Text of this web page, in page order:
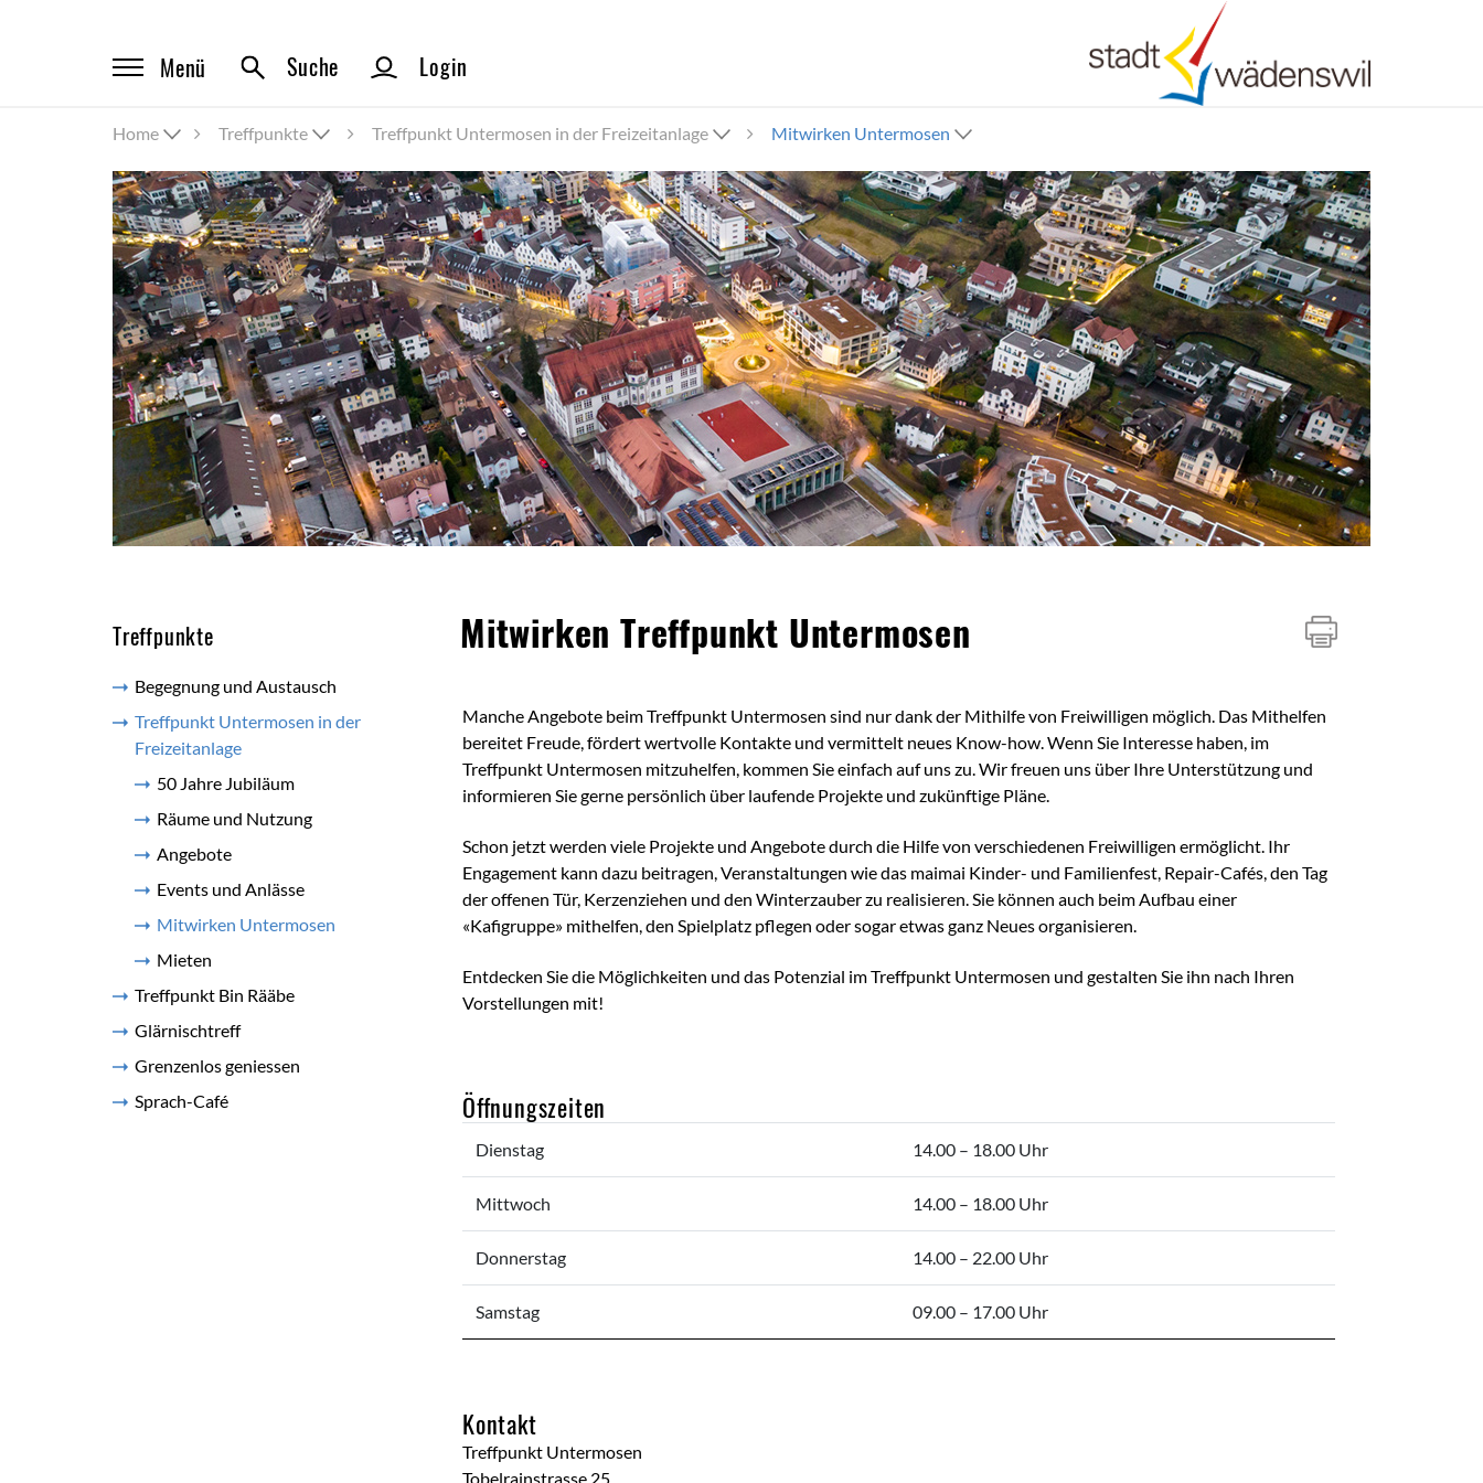
Menü Suche Login
Home Treffpunkte Treffpunkt Untermosen in der Freizeitanlage Mitwirken Untermosen
Treffpunkte
Begegnung und Austausch
Treffpunkt Untermosen in der
Freizeitanlage
50 Jahre Jubiläum
Räume und Nutzung
Angebote
Events und Anlässe
Mitwirken Untermosen
Mieten
Treffpunkt Bin Rääbe
Glärnischtreff
Grenzenlos geniessen
Sprach-Café
Inhalt
Mitwirken Treffpunkt Untermosen
Manche Angebote beim Treffpunkt Untermosen sind nur dank der Mithilfe von Freiwilligen möglich. Das Mithelfen
bereitet Freude, fördert wertvolle Kontakte und vermittelt neues Know-how. Wenn Sie Interesse haben, im
Treffpunkt Untermosen mitzuhelfen, kommen Sie einfach auf uns zu. Wir freuen uns über Ihre Unterstützung und
informieren Sie gerne persönlich über laufende Projekte und zukünftige Pläne.
Schon jetzt werden viele Projekte und Angebote durch die Hilfe von verschiedenen Freiwilligen ermöglicht. Ihr
Engagement kann dazu beitragen, Veranstaltungen wie das maimai Kinder- und Familienfest, Repair-Cafés, den Tag
der offenen Tür, Kerzenziehen und den Winterzauber zu realisieren. Sie können auch beim Aufbau einer
«Kafigruppe» mithelfen, den Spielplatz pflegen oder sogar etwas ganz Neues organisieren.
Entdecken Sie die Möglichkeiten und das Potenzial im Treffpunkt Untermosen und gestalten Sie ihn nach Ihren
Vorstellungen mit!
Öffnungszeiten
Dienstag 14.00 – 18.00 Uhr
Mittwoch 14.00 – 18.00 Uhr
Donnerstag 14.00 – 22.00 Uhr
Samstag 09.00 – 17.00 Uhr
Kontakt
Treffpunkt Untermosen
Tobelrainstrasse 25